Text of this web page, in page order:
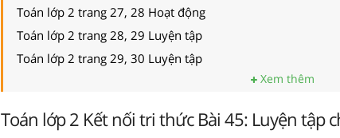
Toán lớp 2 trang 27, 28 Hoạt động
Toán lớp 2 trang 28, 29 Luyện tập
Toán lớp 2 trang 29, 30 Luyện tập
Xem thêm
Toán lớp 2 Kết nối tri thức Bài 45: Luyện tập